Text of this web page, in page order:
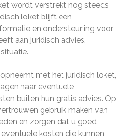
wordt verstrekt nog steeds
loket blijft een
en ondersteuning voor
aan juridisch advies,
met het juridisch loket,
naar eventuele
buiten hun gratis advies. Op
gebruik maken van
en zorgen dat u goed
kosten die kunnen